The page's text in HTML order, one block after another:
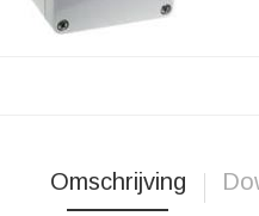
Omschrijving